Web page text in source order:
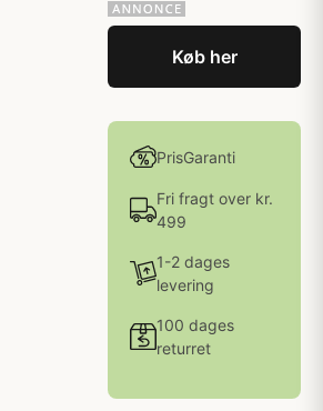
Køb her
PrisGaranti
Fri fragt over kr.
499
1-2 dages
levering
100 dages
returret